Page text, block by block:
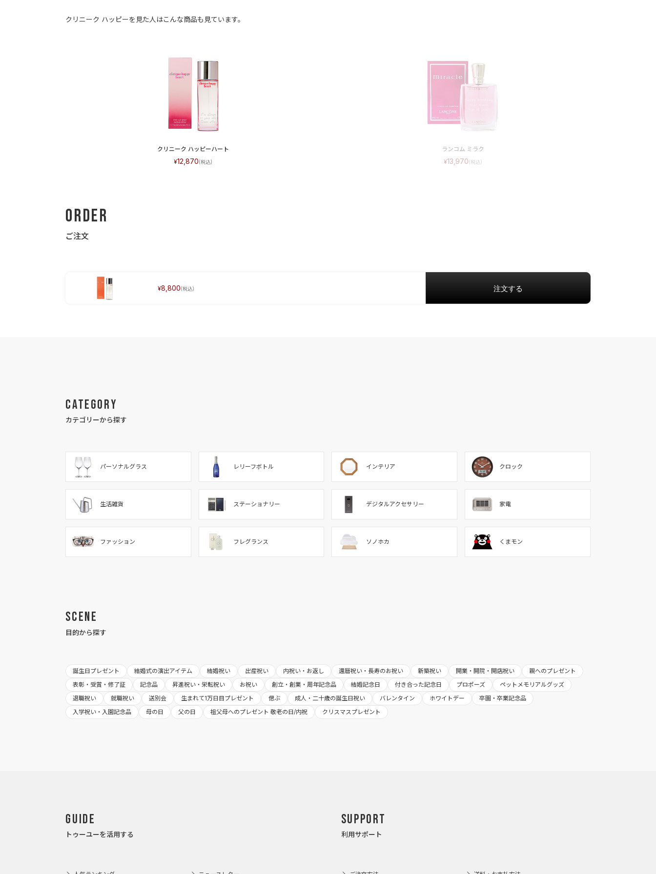
クリニーク ハッピーを見た人はこんな商品も見ています。
クリニーク ハッピーハート
12,870
ランコム ミラク
13,970
Order
ご注文
8,800
Category
カテゴリーから探す
パーソナルグラス レリーフボトル インテリア クロック
生活雑貨 ステーショナリー デジタルアクセサリー 家電
ファッション フレグランス ソノホカ くまモン
Scene
目的から探す
誕生日プレゼント 結婚式の演出アイテム 結婚祝い 出産祝い 内祝い・お返し 還暦祝い・長寿のお祝い 新築祝い 開業・開院・開店祝い
親へのプレゼント
表彰・受賞・修了証
記念品 昇進祝い・栄転祝い お祝い 創立・創業・周年記念品 結婚記念日 付き合った記念日 プロポーズ
ペットメモリアルグッズ
退職祝い
就職祝い 送別会 生まれて1万日目プレゼント 偲ぶ 成人・二十歳の誕生日祝い バレンタイン ホワイトデー
卒園・卒業記念品
入学祝い・入園記念品
母の日 父の日 祖父母へのプレゼント 敬老の日/内祝 クリスマスプレゼント
Guide
トゥーユーを活用する
Support
利用サポート